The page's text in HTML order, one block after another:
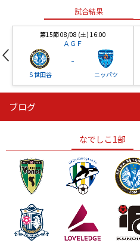
試合結果
第15節 08/08 (土) 16:00
ＡＧＦ
Ｓ世田谷
-
ニッパツ
ニッパツ
ニッパツ 名古屋
ブログ
なでしこ1部